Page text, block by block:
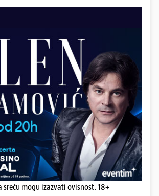
sreću mogu izazvati ovisnost. 18+